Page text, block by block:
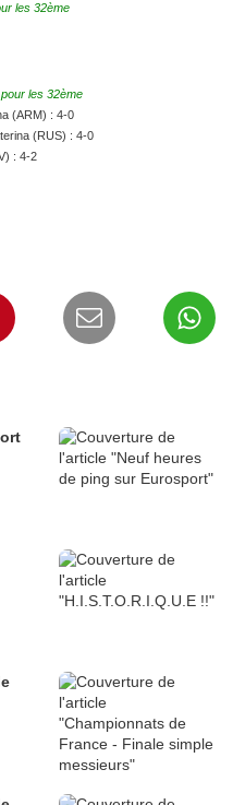
les 32ème
les 32ème
(ARM) : 4-0
(RUS) : 4-0
: 4-2